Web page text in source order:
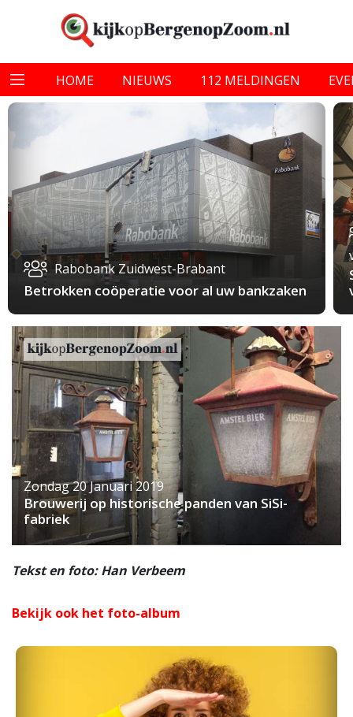
HOME NIEUWS 112 MELDINGEN
Rabobank Zuidwest-Brabant
Betrokken coöperatie voor al uw bankzaken
Zondag 20 Januari 2019
Brouwerij op historische panden van SiSi-
fabriek
Tekst en foto: Han Verbeem
Bekijk ook het foto-album